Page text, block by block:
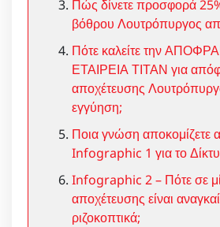
Πώς δίνετε προσφορά
βόθρου Λουτρόπυργος
Πότε καλείτε την
ΕΤΑΙΡΕΙΑ ΤΙΤΑΝ για
αποχέτευσης
εγγύηση;
Ποια γνώση αποκομίζετε
Infographic 1 για το
Infographic 2 – Πότε σε
αποχέτευσης είναι
ριζοκοπτικά;